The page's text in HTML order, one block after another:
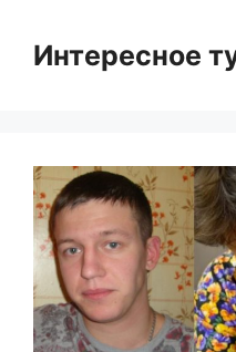
contentИнтересное